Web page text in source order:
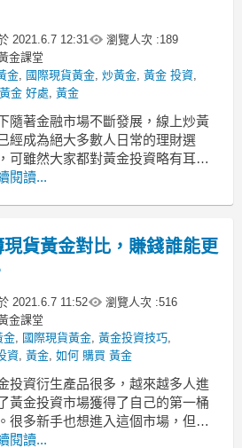
2021.6.7 12:31 瀏覽人次 :189
金課堂
金, 國際現貨黃金, 炒黃金, 黃金 投資,
金 好處, 黃金
隨著金融市場不斷發展，線上炒黃
經成為絕大多數人日常的理財選
可雖然大家都對黃金投資略有耳
卻並不十分瞭解為什麽要投資黃
較高的收益率
麽要投資黃金？其實現貨黃金相比
交易模式，最大的優勢便在於保證
杆制
閱讀...
現貨黃金對比，賺錢誰能更
2021.6.7 11:52 瀏覽人次 :516
金課堂
金, 國際現貨黃金, 黃金投資技巧,
資, 黃金, 如何 購買 黃金
投資衍生產品很多，越來越多人進
黃金投資市場獲得了自己的第一桶
很多新手也想進入這個市場，但現
面上很多黃金產品根本不知道怎麼
閱讀...